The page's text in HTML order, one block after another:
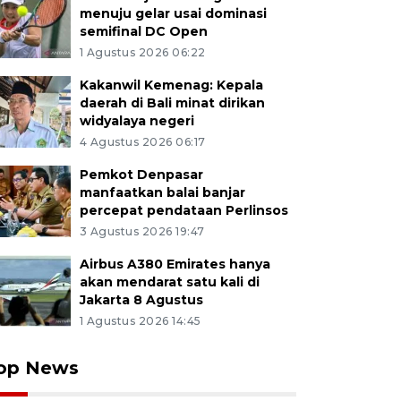
menuju gelar usai dominasi
semifinal DC Open
1 Agustus 2026 06:22
Kakanwil Kemenag: Kepala
daerah di Bali minat dirikan
widyalaya negeri
4 Agustus 2026 06:17
Pemkot Denpasar
manfaatkan balai banjar
percepat pendataan Perlinsos
3 Agustus 2026 19:47
Airbus A380 Emirates hanya
akan mendarat satu kali di
Jakarta 8 Agustus
1 Agustus 2026 14:45
News